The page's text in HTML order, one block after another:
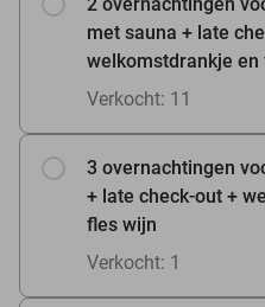
met sauna + late
welkomstdrankje en
Verkocht: 11
3 overnachtingen
+ late check-out +
fles wijn
Verkocht: 1